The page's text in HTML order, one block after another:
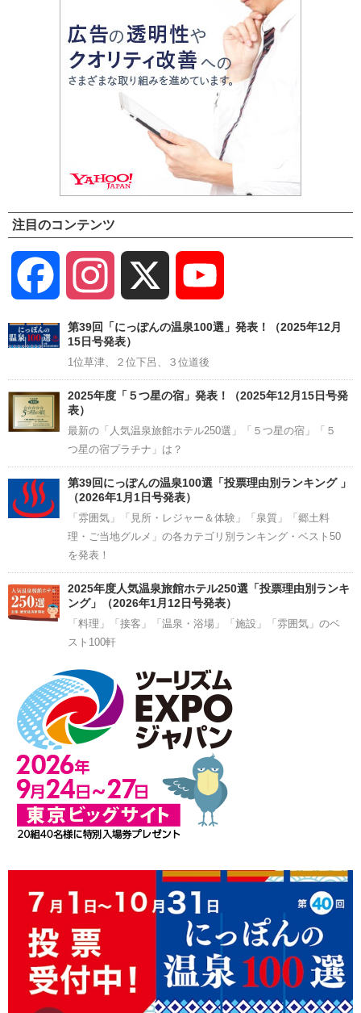
注目のコンテンツ
Facebook Instagram
Channel
第39回「にっぽんの温泉100選」発表！（2025年12月
15日号発表）
1位草津、２位下呂、３位道後
2025年度「５つ星の宿」発表！（2025年12月15日号発
表）
最新の「人気温泉旅館ホテル250選」「５つ星の宿」「５
つ星の宿プラチナ」は？
第39回にっぽんの温泉100選「投票理由別ランキング 」
（2026年1月1日号発表）
「雰囲気」「見所・レジャー＆体験」「泉質」「郷土料
理・ご当地グルメ」の各カテゴリ別ランキング・ベスト50
を発表！
2025年度人気温泉旅館ホテル250選「投票理由別ランキ
ング」（2026年1月12日号発表）
「料理」「接客」「温泉・浴場」「施設」「雰囲気」のベ
スト100軒